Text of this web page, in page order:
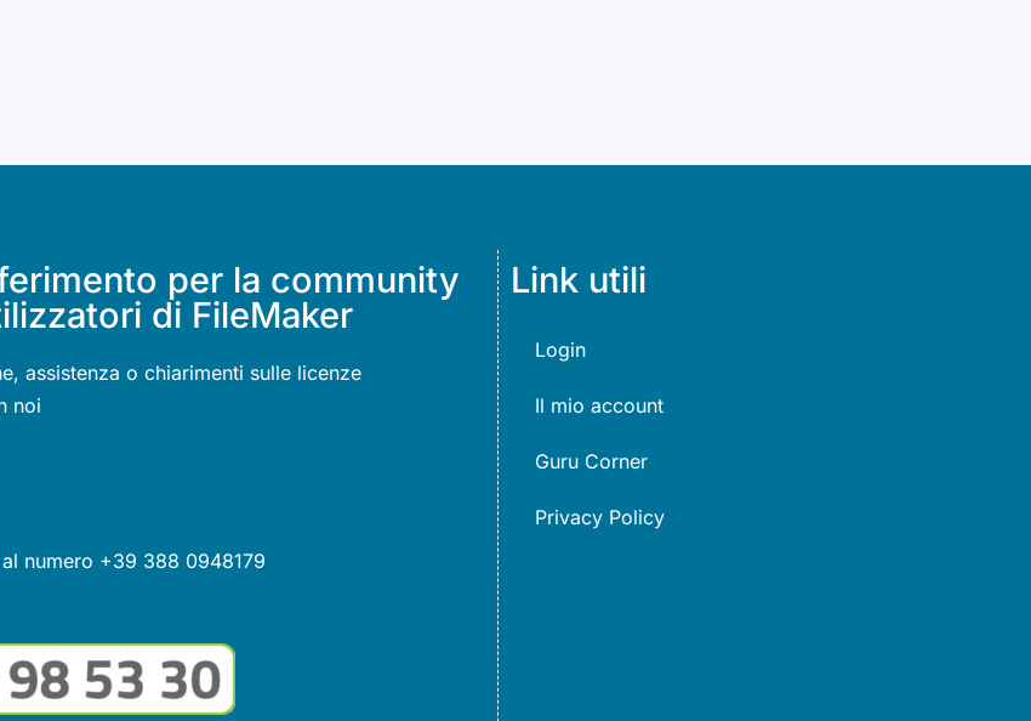
per la community
di FileMaker
assistenza o chiarimenti sulle licenze
noi
numero +39 388 0948179
Link utili
Login
Il mio account
Guru Corner
Privacy Policy